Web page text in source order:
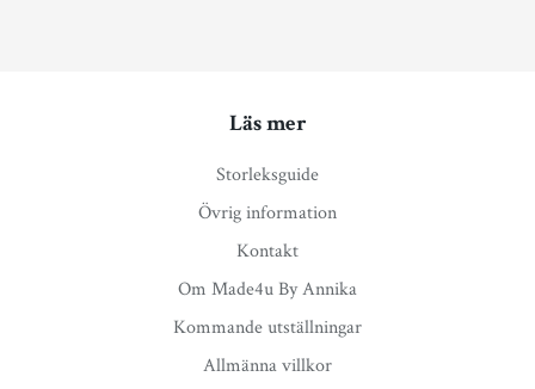
Läs mer
Storleksguide
Övrig information
Kontakt
Om Made4u By Annika
Kommande utställningar
Allmänna villkor